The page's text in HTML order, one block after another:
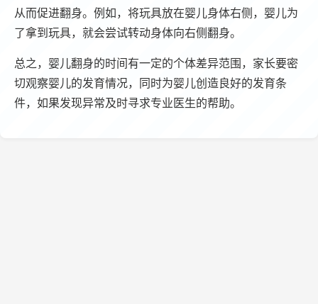
从而促进翻身。例如，将玩具放在婴儿身体右侧，婴儿为
了拿到玩具，就会尝试转动身体向右侧翻身。
总之，婴儿翻身的时间有一定的个体差异范围，家长要密
切观察婴儿的发育情况，同时为婴儿创造良好的发育条
件，如果发现异常及时寻求专业医生的帮助。